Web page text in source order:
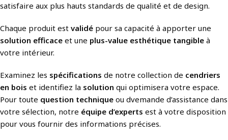
satisfaire aux plus hauts standards de qualité et de design.
Chaque produit est validé pour sa capacité à apporter une
solution efficace et une plus-value esthétique tangible à
votre intérieur.
Examinez les spécifications de notre collection de cendriers
en bois et identifiez la solution qui optimisera votre espace.
Pour toute question technique ou dvemande d’assistance dans
votre sélection, notre équipe d’experts est à votre disposition
pour vous fournir des informations précises.